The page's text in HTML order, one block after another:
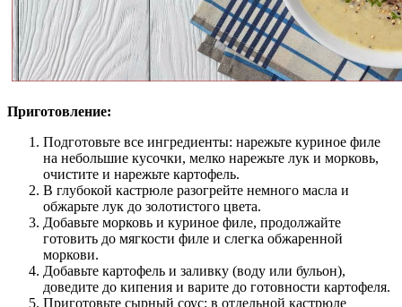
Приготовление:
Подготовьте все ингредиенты: нарежьте куриное филе
на небольшие кусочки, мелко нарежьте лук и морковь,
очистите и нарежьте картофель.
В глубокой кастрюле разогрейте немного масла и
обжарьте лук до золотистого цвета.
Добавьте морковь и куриное филе, продолжайте
готовить до мягкости филе и слегка обжаренной
моркови.
Добавьте картофель и заливку (воду или бульон),
доведите до кипения и варите до готовности картофеля.
Приготовьте сырный соус: в отдельной кастрюле